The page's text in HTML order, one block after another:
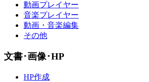
動画プレイヤー
音楽プレイヤー
動画・音楽編集
その他
文書･画像･HP
HP作成